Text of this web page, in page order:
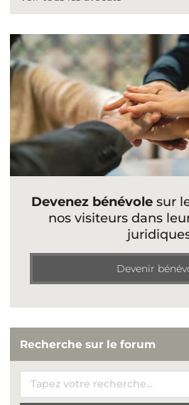
Devenez bénévolesur
nos visiteurs dans
Devenir
Recherche sur le forum